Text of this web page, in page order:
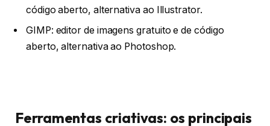
código aberto, alternativa ao Illustrator.
GIMP: editor de imagens gratuito e de código
aberto, alternativa ao Photoshop.
Ferramentas criativas: os principais